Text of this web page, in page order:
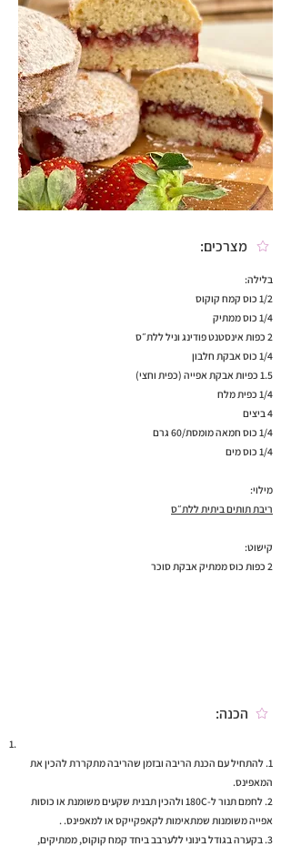
מצרכים:
בלילה:
1/2 כוס קמח קוקוס
1/4 כוס ממתיק
2 כפות אינסטנט פודינג וניל ללת״ס
1/4 כוס אבקת חלבון
1.5 כפיות אבקת אפייה (כפית וחצי)
1/4 כפית מלח
4 ביצים
1/4 כוס חמאה מומסת/60 גרם
1/4 כוס מים
מילוי:
ריבת תותים ביתית ללת״ס
קישוט:
2 כפות כוס ממתיק אבקת סוכר
הכנה:
1. להתחיל עם הכנת הריבה ובזמן שהריבה מתקררת להכין את
המאפינס.
2. לחמם תנור ל-180C ולהכין תבנית שקעים משומנת או כוסות
אפייה משומנות שמתאימות לקאפקייקס או למאפינס. .
3. בקערה בגודל בינוני ללערבב ביחד קמח קוקוס, ממתיקים,